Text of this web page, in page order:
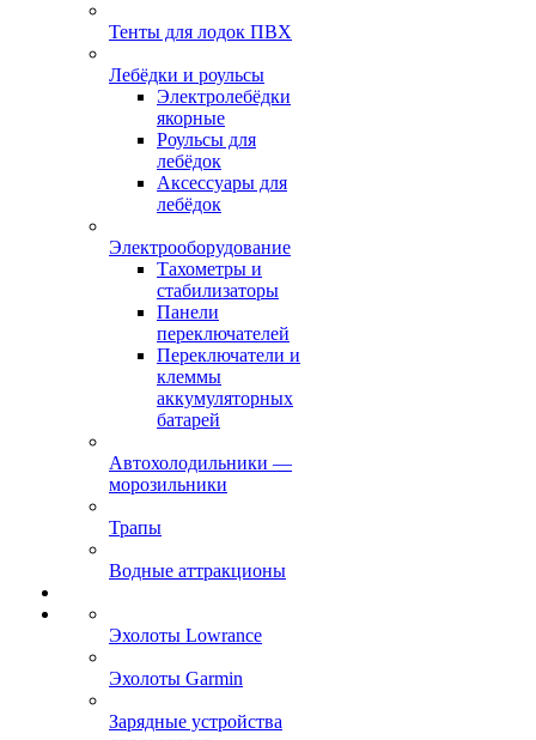
Тенты для лодок ПВХ
Лебёдки и роульсы
Электролебёдки
якорные
Роульсы для
лебёдок
Аксессуары для
лебёдок
Электрооборудование
Тахометры и
стабилизаторы
Панели
переключателей
Переключатели и
клеммы
аккумуляторных
батарей
Автохолодильники —
морозильники
Трапы
Водные аттракционы
Эхолоты Lowrance
Эхолоты Garmin
Зарядные устройства